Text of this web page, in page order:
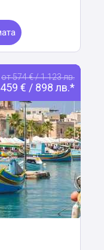
от 574 € / 1 123 лв.
459 € / 898 лв.*